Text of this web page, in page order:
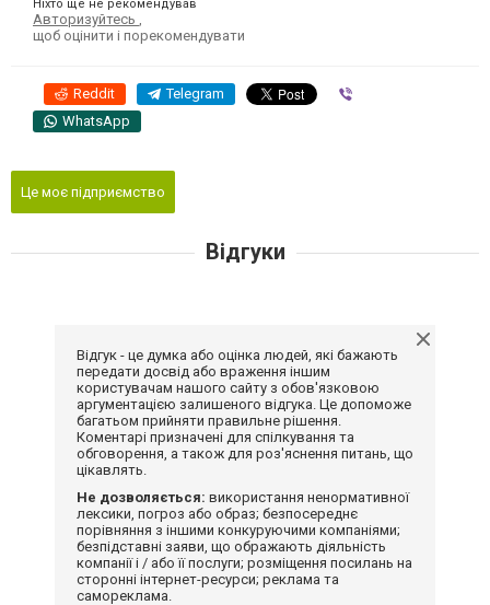
Ніхто ще не рекомендував
Авторизуйтесь
щоб оцінити і порекомендувати
Reddit Telegram
WhatsApp
Це моє підприємство
Відгуки
Відгук - це думка або оцінка людей, які бажають
передати досвід або враження іншим
користувачам нашого сайту з обов'язковою
аргументацією залишеного відгука. Це допоможе
багатьом прийняти правильне рішення.
Коментарі призначені для спілкування та
обговорення, а також для роз'яснення питань, що
цікавлять.
Не дозволяється: використання ненормативної
лексики, погроз або образ; безпосереднє
порівняння з іншими конкуруючими компаніями;
безпідставні заяви, що ображають діяльність
компанії і / або її послуги; розміщення посилань на
сторонні інтернет-ресурси; реклама та
самореклама.